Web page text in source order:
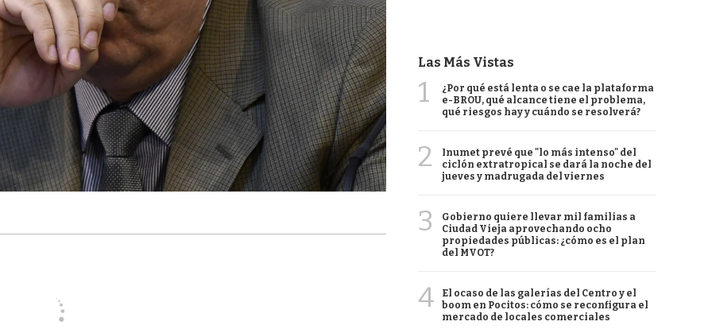
Las Más Vistas
1
¿Por qué está lenta o se cae la plataforma
e-BROU, qué alcance tiene el problema,
qué riesgos hay y cuándo se resolverá?
2
Inumet prevé que "lo más intenso" del
ciclón extratropical se dará la noche del
jueves y madrugada del viernes
3
Gobierno quiere llevar mil familias a
Ciudad Vieja aprovechando ocho
propiedades públicas: ¿cómo es el plan
del MVOT?
4
El ocaso de las galerías del Centro y el
boom en Pocitos: cómo se reconfigura el
mercado de locales comerciales